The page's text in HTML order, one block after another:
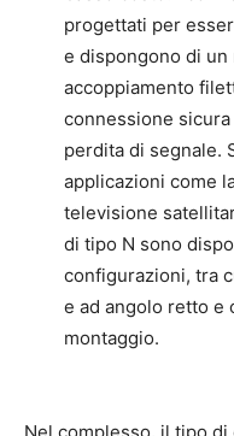
progettati per
e dispongono di un
accoppiamento
connessione
perdita di segnale.
applicazioni come
televisione
di tipo N sono
configurazioni, tra
e ad angolo retto e
montaggio.